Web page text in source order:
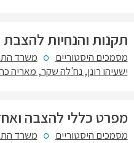
תקנות והנחיות להצבת
מסמכים היסטוריים
משרד
ישעיהו רונן, נח'לה שקר, מאריה
מפרט כללי להצבה
מסמכים היסטוריים משרד